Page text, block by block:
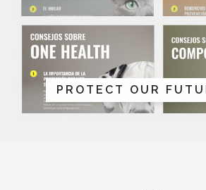
PROTECT OUR